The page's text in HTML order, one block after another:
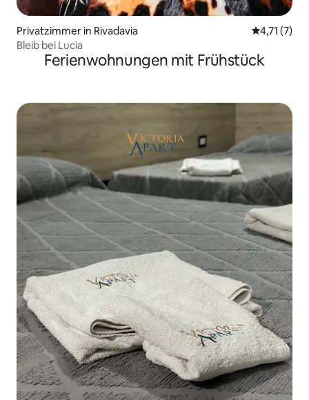
Privatzimmer in Rivadavia
4,71 (7)
Bleib bei Lucia
Ferienwohnungen mit Frühstück